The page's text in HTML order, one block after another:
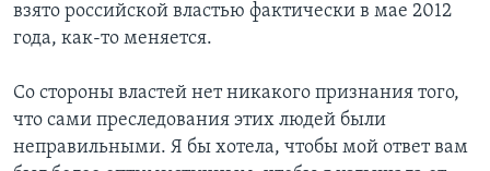
взято российской властью фактически в мае 2012
года, как-то меняется.
Со стороны властей нет никакого признания того,
что сами преследования этих людей были
неправильными. Я бы хотела, чтобы мой ответ вам